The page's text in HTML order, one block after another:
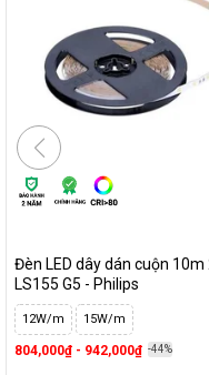
Đèn LED dây dán cuộn 10m
LS155 G5 - Philips
12W/m 15W/m
804,000₫ - 942,000₫ -44%